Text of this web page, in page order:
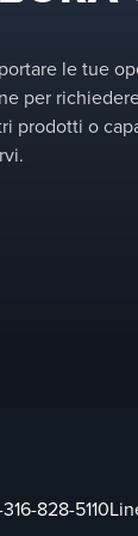
le tue
per
prodotti o
316-828-5110